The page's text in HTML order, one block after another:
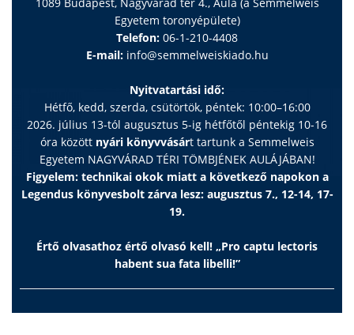
1089 Budapest, Nagyvárad tér 4., Aula (a Semmelweis
Egyetem toronyépülete)
Telefon: 06-1-210-4408
E-mail: info@semmelweiskiado.hu
Nyitvatartási idő:
Hétfő, kedd, szerda, csütörtök, péntek: 10:00–16:00
2026. július 13-tól augusztus 5-ig hétfőtől péntekig 10-16
óra között nyári könyvvásárt tartunk a Semmelweis
Egyetem NAGYVÁRAD TÉRI TÖMBJÉNEK AULÁJÁBAN!
Figyelem: technikai okok miatt a következő napokon a
Legendus könyvesbolt zárva lesz: augusztus 7., 12-14, 17-
19.
Értő olvasathoz értő olvasó kell! „Pro captu lectoris
habent sua fata libelli!”